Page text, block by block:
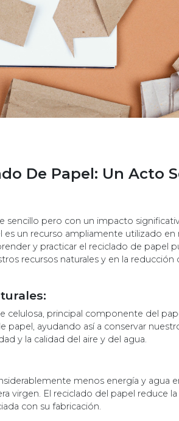
De Papel: Un Acto
sencillo pero con un impacto
un recurso ampliamente utilizado en
y practicar el reciclado de papel
recursos naturales y en la reducción
celulosa, principal componente del
papel, ayudando así a conservar
y la calidad del aire y del agua.
menos energía y agua
virgen. El reciclado del papel reduce
con su fabricación.